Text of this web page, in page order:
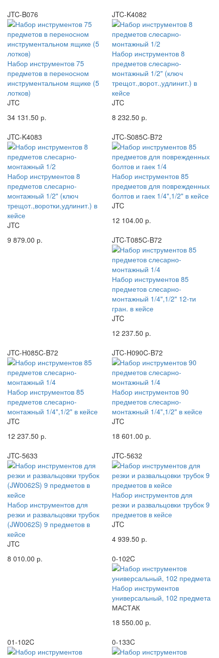
JTC-B076
Набор инструментов 75
предметов в переносном
инструментальном ящике (5
лотков)
JTC
34 131.50 р.
JTC-K4082
Набор инструментов 8
предметов слесарно-
монтажный 1/2" (ключ
трещот.,ворот.,удлинит.) в
кейсе
JTC
8 232.50 р.
JTC-K4083
Набор инструментов 8
предметов слесарно-
монтажный 1/2" (ключ
трещот.,воротки,удлинит.) в
кейсе
JTC
9 879.00 р.
JTC-S085C-B72
Набор инструментов 85
предметов для поврежденных
болтов и гаек 1/4",1/2" в кейсе
JTC
12 104.00 р.
JTC-T085C-B72
Набор инструментов 85
предметов слесарно-
монтажный 1/4",1/2" 12-ти
гран. в кейсе
JTC
12 237.50 р.
JTC-H085C-B72
Набор инструментов 85
предметов слесарно-
монтажный 1/4",1/2" в кейсе
JTC
12 237.50 р.
JTC-H090C-B72
Набор инструментов 90
предметов слесарно-
монтажный 1/4",1/2" в кейсе
JTC
18 601.00 р.
JTC-5633
Набор инструментов для
резки и развальцовки трубок
(JW0062S) 9 предметов в
кейсе
JTC
8 010.00 р.
JTC-5632
Набор инструментов для
резки и развальцовки трубок 9
предметов в кейсе
JTC
4 939.50 р.
0-102C
Набор инструментов
универсальный, 102 предмета
МАСТАК
18 550.00 р.
01-102C
0-133C